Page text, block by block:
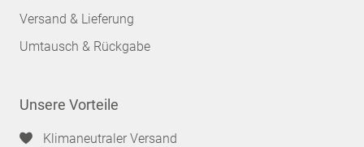
Versand & Lieferung
Umtausch & Rückgabe
Unsere Vorteile
Klimaneutraler Versand